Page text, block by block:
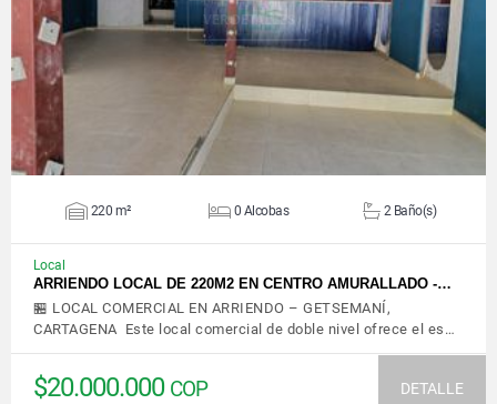
VER DETALLES
220 m² 0 Alcobas 2 Baño(s)
Local
ARRIENDO LOCAL DE 220M2 EN CENTRO AMURALLADO -…
🏪 LOCAL COMERCIAL EN ARRIENDO – GETSEMANÍ,
CARTAGENA Este local comercial de doble nivel ofrece el es…
$20.000.000 COP DETALLE